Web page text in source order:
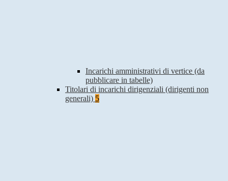
Incarichi amministrativi di vertice (da
pubblicare in tabelle)
Titolari di incarichi dirigenziali (dirigenti non
generali) 5